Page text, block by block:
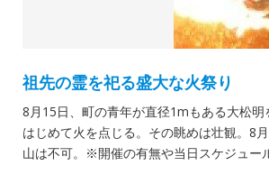
祖先の霊を祀る盛大な火祭り
8月15日、町の青年が直径1mもある大松
はじめて火を点じる。その眺めは壮観。8
山は不可。※開催の有無や当日スケジュー